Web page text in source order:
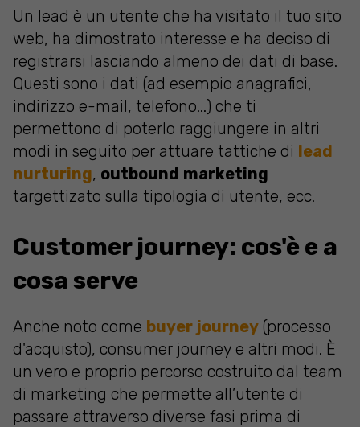
Un lead è un utente che ha visitato il tuo sito
web, ha dimostrato interesse e ha deciso di
registrarsi lasciando almeno dei dati di base.
Questi sono i dati (ad esempio anagrafici,
indirizzo e-mail, telefono...) che ti
permettono di poterlo raggiungere in altri
modi in seguito per attuare tattiche di lead
nurturing, outbound marketing
targettizato sulla tipologia di utente, ecc.
Customer journey: cos'è e a
cosa serve
Anche noto come buyer journey (processo
d'acquisto), consumer journey e altri modi. È
un vero e proprio percorso costruito dal team
di marketing che permette all’utente di
passare attraverso diverse fasi prima di